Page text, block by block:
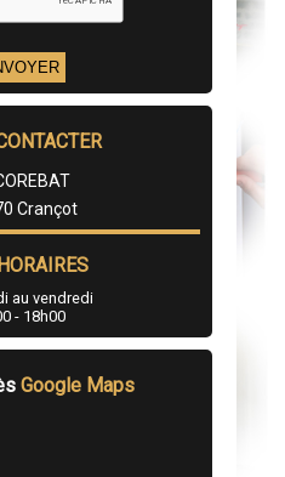
Crançot
HORAIRES
au vendredi
- 18h00
Google Maps